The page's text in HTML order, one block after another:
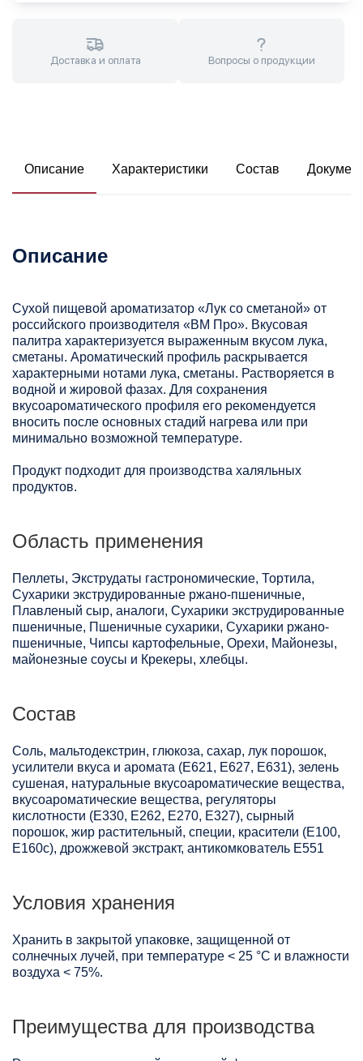
Доставка и оплата Вопросы о продукции
Описание Характеристики Состав
Описание
Сухой пищевой ароматизатор «Лук со сметаной» от
российского производителя «ВМ Про». Вкусовая
палитра характеризуется выраженным вкусом лука,
сметаны. Ароматический профиль раскрывается
характерными нотами лука, сметаны. Растворяется в
водной и жировой фазах. Для сохранения
вкусоароматического профиля его рекомендуется
вносить после основных стадий нагрева или при
минимально возможной температуре.
Продукт подходит для производства халяльных
продуктов.
Область применения
Пеллеты, Экструдаты гастрономические, Тортила,
Сухарики экструдированные ржано-пшеничные,
Плавленый сыр, аналоги, Сухарики экструдированные
пшеничные, Пшеничные сухарики, Сухарики ржано-
пшеничные, Чипсы картофельные, Орехи, Майонезы,
майонезные соусы и Крекеры, хлебцы.
Состав
Соль, мальтодекстрин, глюкоза, сахар, лук порошок,
усилители вкуса и аромата (Е621, Е627, Е631), зелень
сушеная, натуральные вкусоароматические вещества,
вкусоароматические вещества, регуляторы
кислотности (Е330, Е262, Е270, Е327), сырный
порошок, жир растительный, специи, красители (Е100,
Е160с), дрожжевой экстракт, антикомкователь Е551
Условия хранения
Хранить в закрытой упаковке, защищенной от
солнечных лучей, при температуре < 25 °C и влажности
воздуха < 75%.
Преимущества для производства